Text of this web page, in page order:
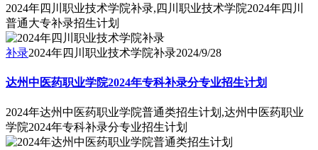
2024年四川职业技术学院补录,四川职业技术学院2024年四川
普通大专补录招生计划
补录2024年四川职业技术学院补录2024/9/28
达州中医药职业学院2024年专科补录分专业招生计划
2024年达州中医药职业学院普通类招生计划,达州中医药职业
学院2024年专科补录分专业招生计划